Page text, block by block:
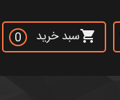
0 سبد خریدshopping_cart
جست و جو